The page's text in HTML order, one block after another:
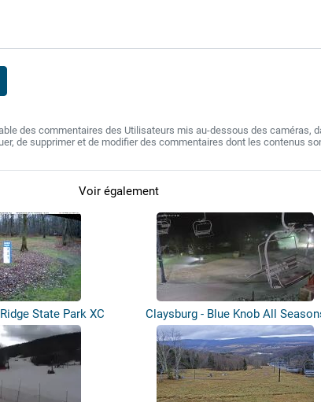
des commentaires des Utilisateurs mis au-dessous des caméras,
de supprimer et de modifier des commentaires dont les contenus
Voir également
State Park XC
Claysburg - Blue Knob All
Resort